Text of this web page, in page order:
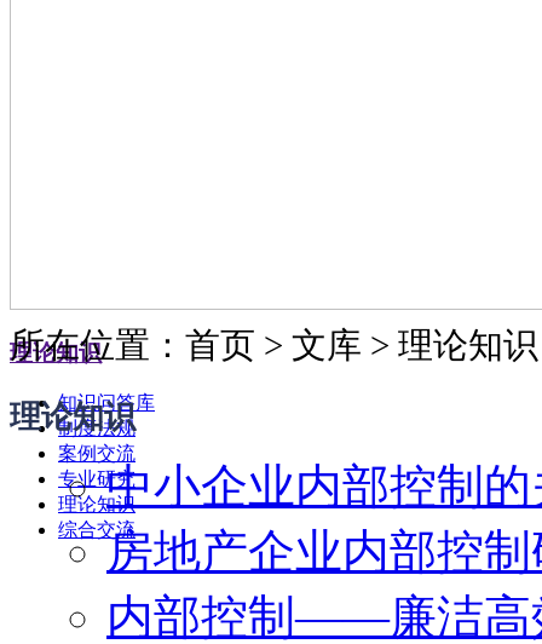
理论知识
知识问答库
制度法规
案例交流
专业研究
理论知识
综合交流
所在位置：首页 > 文库 > 理论知识
理论知识
中小企业内部控制
房地产企业内部控
内部控制——廉洁高